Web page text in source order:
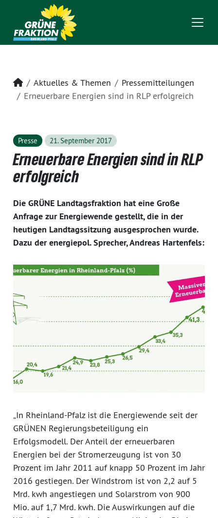
Startseite
Aktuelles & Themen
Pressemitteilungen
Erneuerbare Energien sind in RLP erfolgreich
Presse 21. September 2017
Erneuerbare Energien sind in RLP
erfolgreich
Die GRÜNE Landtagsfraktion hat eine Große
Anfrage zur Energiewende gestellt, die in der
heutigen Landtagssitzung ausgesprochen wurde.
Dazu der energiepol. Sprecher, Andreas Hartenfels:
„In Rheinland-Pfalz ist die Energiewende seit der
GRÜNEN Regierungsbeteiligung ein
Erfolgsmodell. Der Anteil der erneuerbaren
Energien bei der Stromerzeugung ist von 30
Prozent im Jahr 2011 auf knapp 50 Prozent im Jahr
2016 gestiegen. Der Windstrom ist von 2,2 auf 5
Mrd. kwh angestiegen und Solarstrom von 900
Mio. auf 1,7 Mrd. kwh. Die Auswirkungen auf die